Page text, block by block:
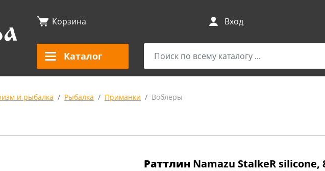
Корзина Вход
Каталог
и рыбалка Рыбалка Приманки Воблеры
Раттлин Namazu StalkeR